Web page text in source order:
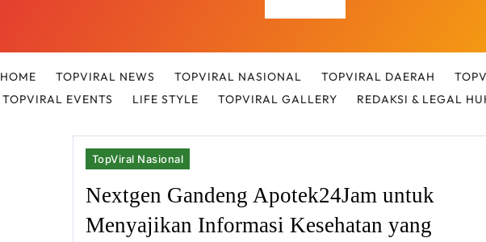
HOME TOPVIRAL NEWS TOPVIRAL NASIONAL TOPVIRAL DAERAH
TOPVIRAL EVENTS
LIFE STYLE TOPVIRAL GALLERY REDAKSI & LEGAL
TopViral Nasional
Nextgen Gandeng Apotek24Jam untuk
Menyajikan Informasi Kesehatan yang